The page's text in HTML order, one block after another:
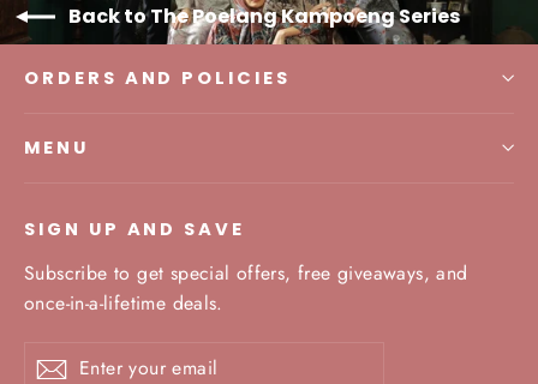
Back to The Poelang Kampoeng Series
ORDERS AND POLICIES
MENU
SIGN UP AND SAVE
Subscribe to get special offers, free giveaways, and
once-in-a-lifetime deals.
Enter
Subscribe